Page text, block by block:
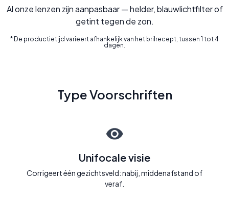
Al onze lenzen zijn aanpasbaar — helder, blauwlichtfilter of
getint tegen de zon.
* De productietijd varieert afhankelijk van het brilrecept, tussen 1 tot 4
dagen.
Type Voorschriften
Unifocale visie
Corrigeert één gezichtsveld: nabij, middenafstand of
veraf.